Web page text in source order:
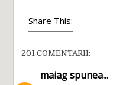
Share This:
201 COMENTARII:
maiagspunea...